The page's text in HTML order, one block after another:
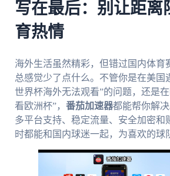
写在最后：别让距离
育热情
海外生活虽然精彩，但错过国内体育
总感觉少了点什么。不管你是在美国
世界杯海外无法观看”的问题，还是
看欧洲杯”， 番茄加速器都能帮你解决
多平台支持、稳定流量、安全加密和
时都能和国内球迷一起，为喜欢的球